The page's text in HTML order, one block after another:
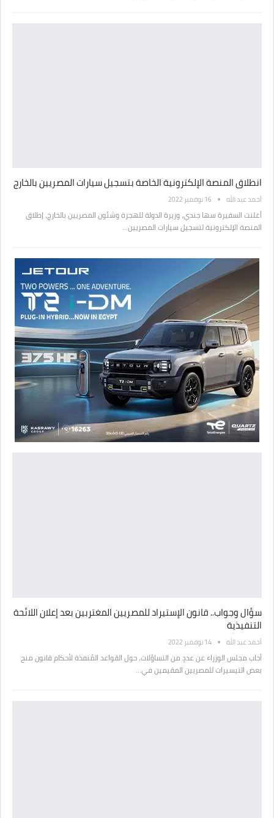
انطلاق المنصة الإلكترونية الخاصة بتسجيل سيارات المصريين بالخارج
أحمد عبد الله 16 نوفمبر 2022
أعلنت السفيرة سها جندي، وزيرة الدولة للهجرة وشئون المصريين بالخارج، إطلاق
المنصة الإلكترونية لتسجيل سيارات المصريين…
سؤال وجواب.. قانون الإستيراد للمصريين المغتربين بعد إعلان اللائحة
التنفيذية
أحمد عبد الله 14 نوفمبر 2022
أجاب مجلس الوزراء عن عددٍ من التساؤلات، حول القواعد المُنفذة لأحكام قانون منح
بعض التيسيرات للمصريين المقيمين في…